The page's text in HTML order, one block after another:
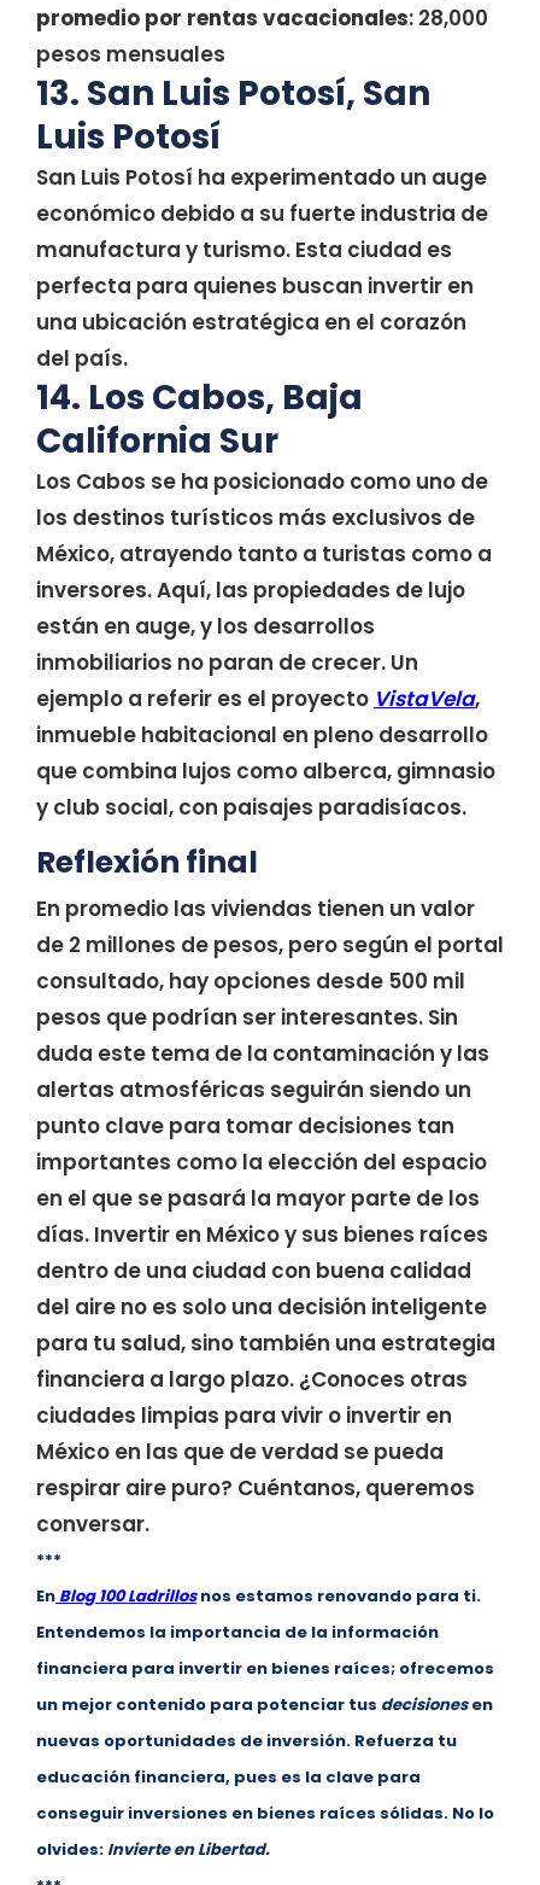
promedio por rentas vacacionales: 28,000
pesos mensuales
13. San Luis Potosí, San
Luis Potosí
San Luis Potosí ha experimentado un auge
económico debido a su fuerte industria de
manufactura y turismo. Esta ciudad es
perfecta para quienes buscan invertir en
una ubicación estratégica en el corazón
del país.
14. Los Cabos, Baja
California Sur
Los Cabos se ha posicionado como uno de
los destinos turísticos más exclusivos de
México, atrayendo tanto a turistas como a
inversores. Aquí, las propiedades de lujo
están en auge, y los desarrollos
inmobiliarios no paran de crecer. Un
ejemplo a referir es el proyecto VistaVela,
inmueble habitacional en pleno desarrollo
que combina lujos como alberca, gimnasio
y club social, con paisajes paradisíacos.
Reflexión final
En promedio las viviendas tienen un valor
de 2 millones de pesos, pero según el portal
consultado, hay opciones desde 500 mil
pesos que podrían ser interesantes. Sin
duda este tema de la contaminación y las
alertas atmosféricas seguirán siendo un
punto clave para tomar decisiones tan
importantes como la elección del espacio
en el que se pasará la mayor parte de los
días. Invertir en México y sus bienes raíces
dentro de una ciudad con buena calidad
del aire no es solo una decisión inteligente
para tu salud, sino también una estrategia
financiera a largo plazo. ¿Conoces otras
ciudades limpias para vivir o invertir en
México en las que de verdad se pueda
respirar aire puro? Cuéntanos, queremos
conversar.
***
En Blog 100 Ladrillosnos estamos renovando para ti.
Entendemos la importancia de la información
financiera para invertir en bienes raíces; ofrecemos
un mejor contenido para potenciar tus decisionesen
nuevas oportunidades de inversión. Refuerza tu
educación financiera, pues es la clave para
conseguir inversiones en bienes raíces sólidas. No lo
olvides: Invierte en Libertad.